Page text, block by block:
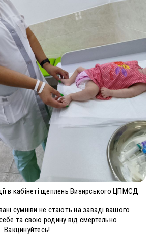
в кабінеті щеплень Визирського ЦПМСД
сумніви не стають на заваді вашого
та свою родину від смертельно
Вакцинуйтесь!